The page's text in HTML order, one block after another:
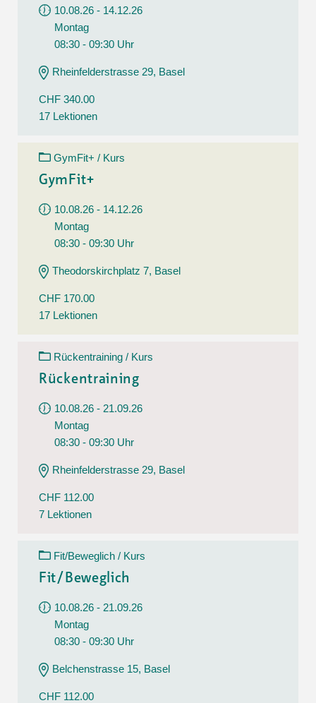
10.08.26 - 14.12.26
Montag
08:30 - 09:30 Uhr
Rheinfelderstrasse 29, Basel
CHF 340.00
17 Lektionen
GymFit+ / Kurs
GymFit+
10.08.26 - 14.12.26
Montag
08:30 - 09:30 Uhr
Theodorskirchplatz 7, Basel
CHF 170.00
17 Lektionen
Rückentraining / Kurs
Rückentraining
10.08.26 - 21.09.26
Montag
08:30 - 09:30 Uhr
Rheinfelderstrasse 29, Basel
CHF 112.00
7 Lektionen
Fit/Beweglich / Kurs
Fit/Beweglich
10.08.26 - 21.09.26
Montag
08:30 - 09:30 Uhr
Belchenstrasse 15, Basel
CHF 112.00